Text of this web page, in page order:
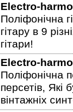
Electro-
Поліфонічна
гітару в 9
гітари!
Electro-
Поліфонічна
персетів, Які
вінтажніх